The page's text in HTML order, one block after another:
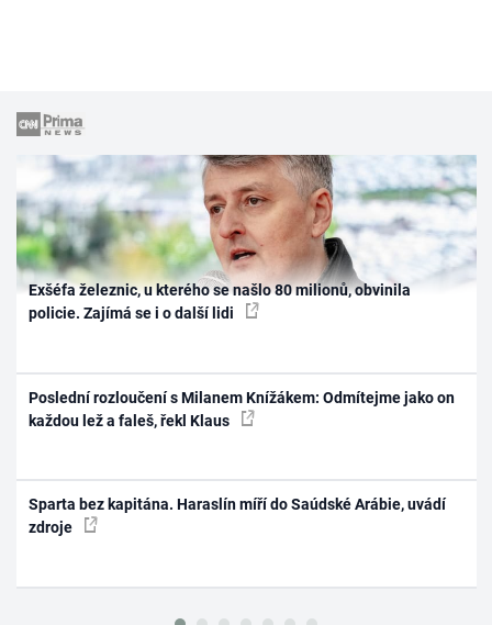
Exšéfa železnic, u kterého se našlo 80 milionů, obvinila
policie. Zajímá se i o další lidi
Poslední rozloučení s Milanem Knížákem: Odmítejme jako on
každou lež a faleš, řekl Klaus
Sparta bez kapitána. Haraslín míří do Saúdské Arábie, uvádí
zdroje